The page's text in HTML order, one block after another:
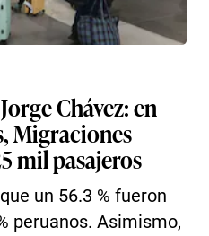
Chávez: en
Migraciones
mil pasajeros
un 56.3 % fueron
peruanos. Asimismo,